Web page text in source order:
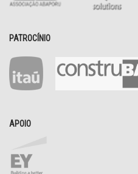
PATROCÍNIO
APOIO